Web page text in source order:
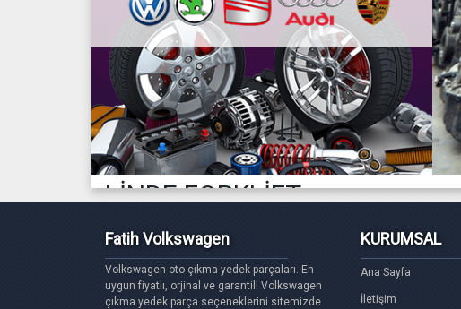
LİNDE FORKLİFT
Fatih Volkswagen
Volkswagen oto çıkma yedek parçaları. En
uygun fiyatlı, orjinal ve garantili Volkswagen
çıkma yedek parça seçeneklerini sitemizde
KURUMSAL
Ana Sayfa
İletişim